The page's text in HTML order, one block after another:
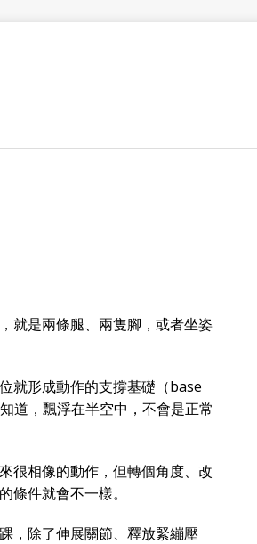
就是兩條腿、兩隻腳，或者坐姿
就形成動作的支撐基礎（base
道，飄浮在半空中，不會是正常
很相像的動作，但轉個角度、改
件就會不一樣。
，除了伸展關節、釋放緊繃壓